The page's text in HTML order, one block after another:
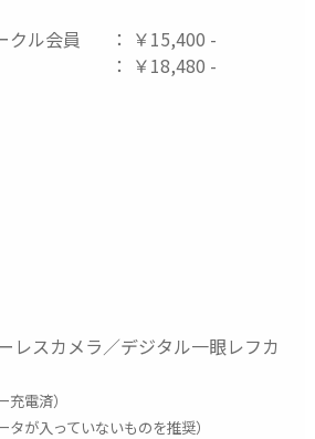
ほうで事前に【トロッコ列車の乗車券
りません。】
入いただくことが難しいことが予想さ
ズを持参
貸し切りではございませんので
ご配慮
が発生しても施設・イベント関
任を負いかねますのでご了承く
クル会員
： ￥15,400 -
： ￥18,480 -
レスカメラ／デジタル一眼レフカ
充電済）
タが入っていないものを推奨）